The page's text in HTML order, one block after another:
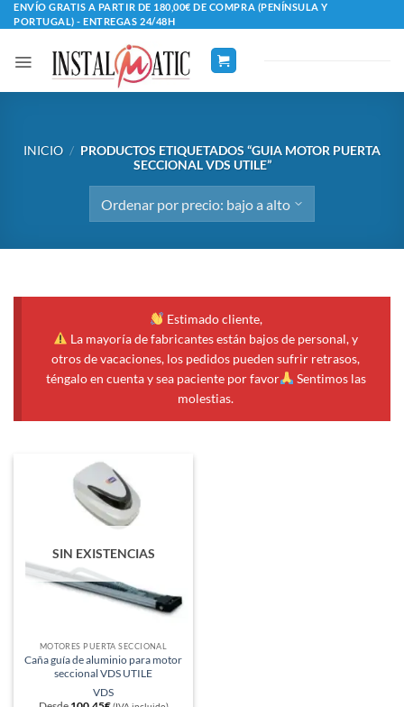
Saltar
al
contenido
ENVÍO GRATIS A PARTIR DE 180,00€ DE COMPRA (PENÍNSULA Y
PORTUGAL) - ENTREGAS 24/48H
INICIO / PRODUCTOS ETIQUETADOS “GUIA MOTOR PUERTA
SECCIONAL VDS UTILE”
Estimado cliente,
La mayoría de fabricantes están bajos de personal, y
otros de vacaciones, los pedidos pueden sufrir retrasos,
téngalo en cuenta y sea paciente por favor
Sentimos las
molestias.
SIN EXISTENCIAS
MOTORES PUERTA SECCIONAL
Caña guía de aluminio para motor
seccional VDS UTILE
VDS